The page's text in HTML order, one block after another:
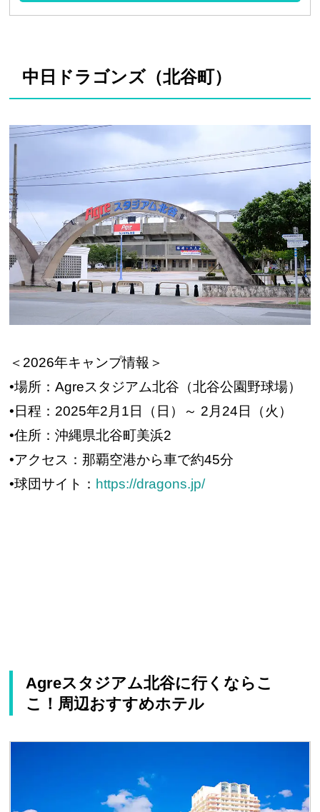
中日ドラゴンズ（北谷町）
＜2026年キャンプ情報＞
•場所：Agreスタジアム北谷（北谷公園野球場）
•日程：2025年2月1日（日）～ 2月24日（火）
•住所：沖縄県北谷町美浜2
•アクセス：那覇空港から車で約45分
•球団サイト： https://dragons.jp/
Agreスタジアム北谷に行くならこ
こ！周辺おすすめホテル